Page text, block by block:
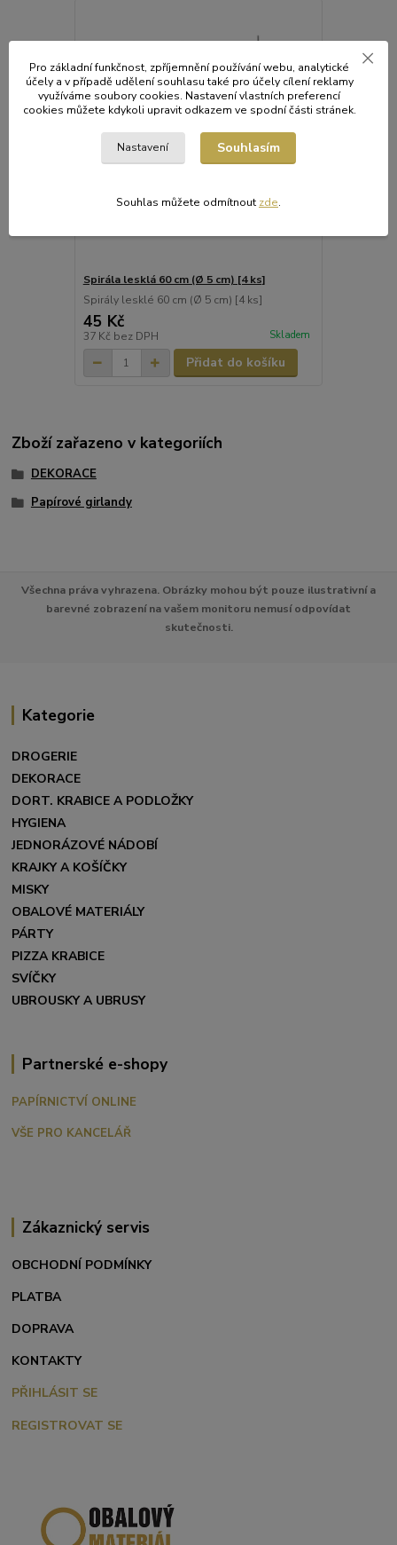
Spirála lesklá 60 cm (Ø 5 cm) [4 ks]
Spirály lesklé 60 cm (Ø 5 cm) [4 ks]
45 Kč
37 Kč bez DPH Skladem
Přidat do košíku
Zboží zařazeno v kategoriích
DEKORACE
Papírové girlandy
Všechna práva vyhrazena. Obrázky mohou být pouze ilustrativní a
barevné zobrazení na vašem monitoru nemusí odpovídat
skutečnosti.
Kategorie
DROGERIE
DEKORACE
DORT. KRABICE A PODLOŽKY
HYGIENA
JEDNORÁZOVÉ NÁDOBÍ
KRAJKY A KOŠÍČKY
MISKY
OBALOVÉ MATERIÁLY
PÁRTY
PIZZA KRABICE
SVÍČKY
UBROUSKY A UBRUSY
Partnerské e-shopy
PAPÍRNICTVÍ ONLINE
VŠE PRO KANCELÁŘ
Zákaznický servis
OBCHODNÍ PODMÍNKY
PLATBA
DOPRAVA
KONTAKTY
PŘIHLÁSIT SE
REGISTROVAT SE
Pro základní funkčnost, zpříjemnění používání webu, analytické
účely a v případě udělení souhlasu také pro účely cílení reklamy
využíváme soubory cookies. Nastavení vlastních preferencí
cookies můžete kdykoli upravit odkazem ve spodní části stránek.
Nastavení Souhlasím
Souhlas můžete odmítnout zde.